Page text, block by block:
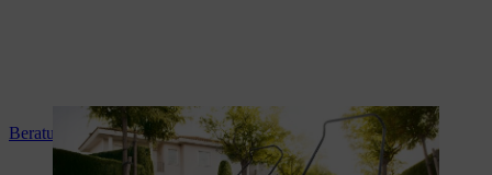
Beratung und Produkteinweisung